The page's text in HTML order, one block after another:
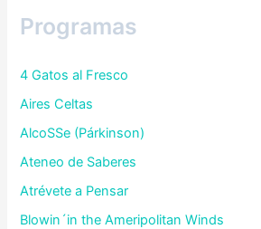
Programas
4 Gatos al Fresco
Aires Celtas
AlcoSSe (Párkinson)
Ateneo de Saberes
Atrévete a Pensar
Blowin´in the Ameripolitan Winds